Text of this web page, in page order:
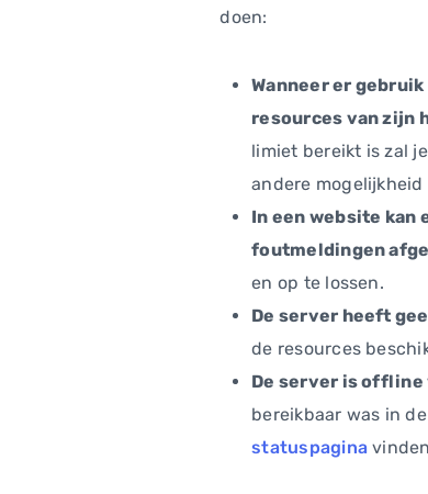
doen:
Wanneer er
resources van zijn
limiet bereikt is zal
andere mogelijkheid
In een website kan
foutmeldingen
en op te lossen.
De server heeft
de resources
De server is offline
bereikbaar was in
statuspagina